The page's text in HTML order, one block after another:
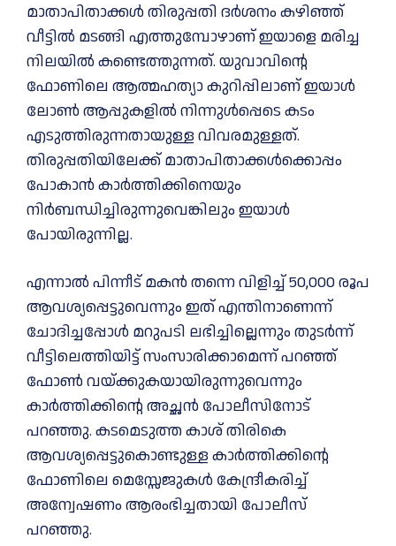
മാതാപിതാക്കൾ തിരുപ്പതി ദർശനം കഴിഞ്ഞ്
വീട്ടിൽ മടങ്ങി എത്തുമ്പോഴാണ് ഇയാളെ മരിച്ച
നിലയിൽ കണ്ടെത്തുന്നത്. യുവാവിന്റെ
ഫോണിലെ ആത്മഹത്യാ കുറിപ്പിലാണ് ഇയാൾ
ലോൺ ആപ്പുകളിൽ നിന്നുൾപ്പെടെ കടം
എടുത്തിരുന്നതായുള്ള വിവരമുള്ളത്.
തിരുപ്പതിയിലേക്ക് മാതാപിതാക്കൾക്കൊപ്പം
പോകാൻ കാർത്തിക്കിനെയും
നിർബന്ധിച്ചിരുന്നുവെങ്കിലും ഇയാൾ
പോയിരുന്നില്ല.
എന്നാൽ പിന്നീട് മകൻ തന്നെ വിളിച്ച് 50,000 രൂപ
ആവശ്യപ്പെട്ടുവെന്നും ഇത് എന്തിനാണെന്ന്
ചോദിച്ചപ്പോൾ മറുപടി ലഭിച്ചില്ലെന്നും തുടർന്ന്
വീട്ടിലെത്തിയിട്ട് സംസാരിക്കാമെന്ന് പറഞ്ഞ്
ഫോൺ വയ്‌ക്കുകയായിരുന്നുവെന്നും
കാർത്തിക്കിന്റെ അച്ഛൻ പോലീസിനോട്
പറഞ്ഞു. കടമെടുത്ത കാശ് തിരികെ
ആവശ്യപ്പെട്ടുകൊണ്ടുള്ള കാർത്തിക്കിന്റെ
ഫോണിലെ മെസ്സേജുകൾ കേന്ദ്രീകരിച്ച്
അന്വേഷണം ആരംഭിച്ചതായി പോലീസ്
പറഞ്ഞു.